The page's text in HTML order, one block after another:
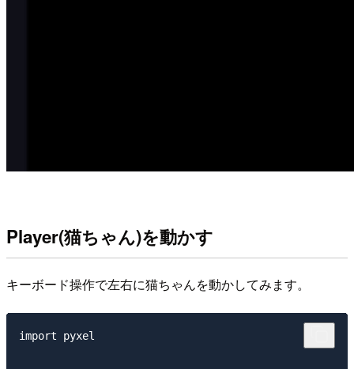
Player(猫ちゃん)を動かす
キーボード操作で左右に猫ちゃんを動かしてみます。
import pyxel